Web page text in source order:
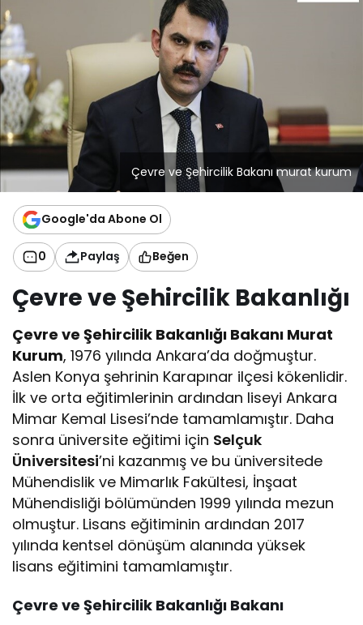
Çevre ve Şehircilik Bakanı murat kurum
Google'da Abone Ol
0 Paylaş Beğen
Çevre ve Şehircilik Bakanlığı
Çevre ve Şehircilik Bakanlığı Bakanı Murat
Kurum, 1976 yılında Ankara’da doğmuştur.
Aslen Konya şehrinin Karapınar ilçesi kökenlidir.
İlk ve orta eğitimlerinin ardından liseyi Ankara
Mimar Kemal Lisesi’nde tamamlamıştır. Daha
sonra üniversite eğitimi için Selçuk
Üniversitesi’ni kazanmış ve bu üniversitede
Mühendislik ve Mimarlık Fakültesi, İnşaat
Mühendisliği bölümünden 1999 yılında mezun
olmuştur. Lisans eğitiminin ardından 2017
yılında kentsel dönüşüm alanında yüksek
lisans eğitimini tamamlamıştır.
Çevre ve Şehircilik Bakanlığı Bakanı